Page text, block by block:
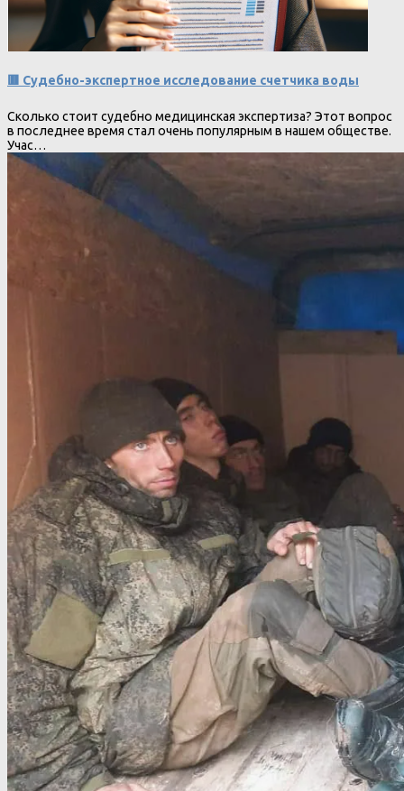
🟥 Судебно-экспертное исследование счетчика воды
Сколько стоит судебно медицинская экспертиза? Этот вопрос
в последнее время стал очень популярным в нашем обществе.
Учас…